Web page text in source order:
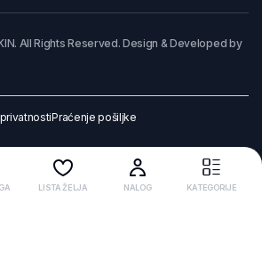
All Rights Reserved. Design & Developed by
Praćenje pošiljke
LISTA ŽELJA NALOG KATEGORIJE